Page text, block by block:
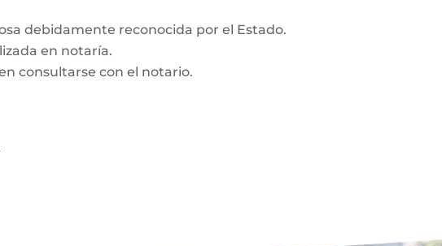
debidamente reconocida por el Estado.
en notaría.
consultarse con el notario.